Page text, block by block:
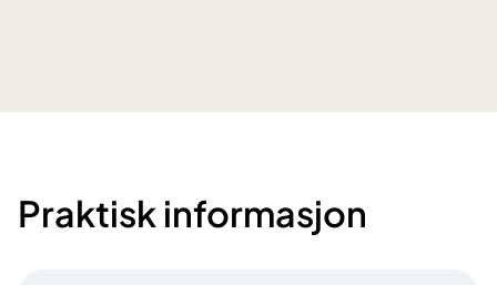
Praktisk informasjon